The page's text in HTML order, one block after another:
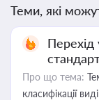
Теми, які
Перехід
Про що тема:
класифікації